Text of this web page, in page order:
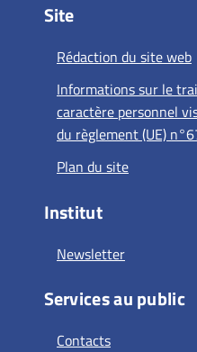
Site
Rédaction du site web
Informations sur le
caractère personnel
du règlement (UE)
Plan du site
Institut
Newsletter
Services au public
Contacts